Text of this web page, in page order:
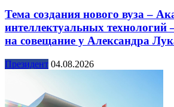
Тема создания нового вуза –
интеллектуальных технологий
на совещание у Александра
Президент 04.08.2026